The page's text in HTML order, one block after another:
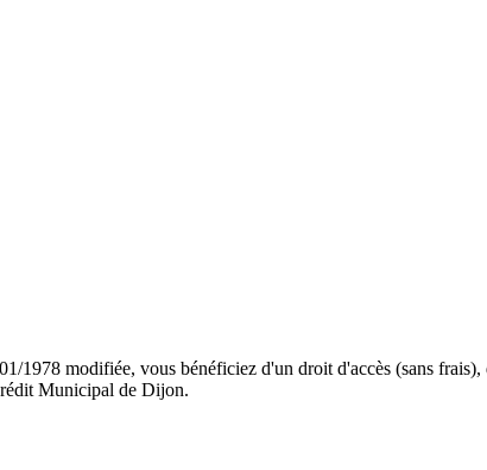
modifiée, vous bénéficiez d'un droit d'accès (sans
Municipal de Dijon.